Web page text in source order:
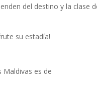
del destino y la clase
su estadía!
Maldivas es de